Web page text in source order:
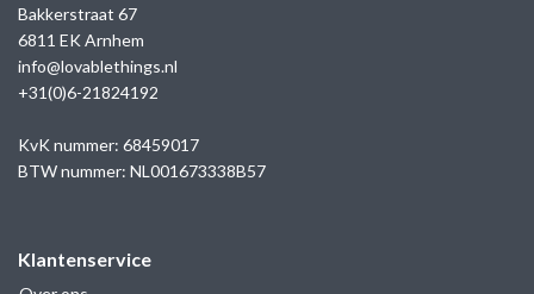
Bakkerstraat 67
6811 EK Arnhem
info@lovablethings.nl
+31(0)6-21824192
KvK nummer: 68459017
BTW nummer: NL001673338B57
Klantenservice